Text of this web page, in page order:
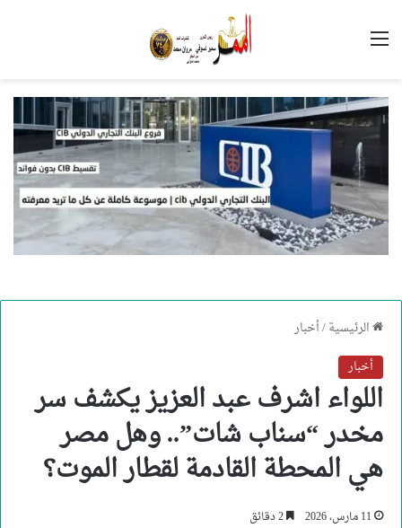
القائمة
الرئيسية/أخبار
أخبار
اللواء اشرف عبد العزيز يكشف سر
مخدر “سناب شات”.. وهل مصر
هي المحطة القادمة لقطار الموت؟
11 مارس، 2026